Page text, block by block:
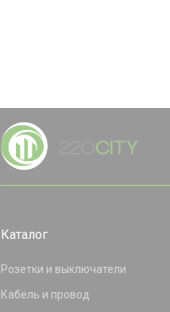
Каталог
Розетки и выключатели
Кабель и провод